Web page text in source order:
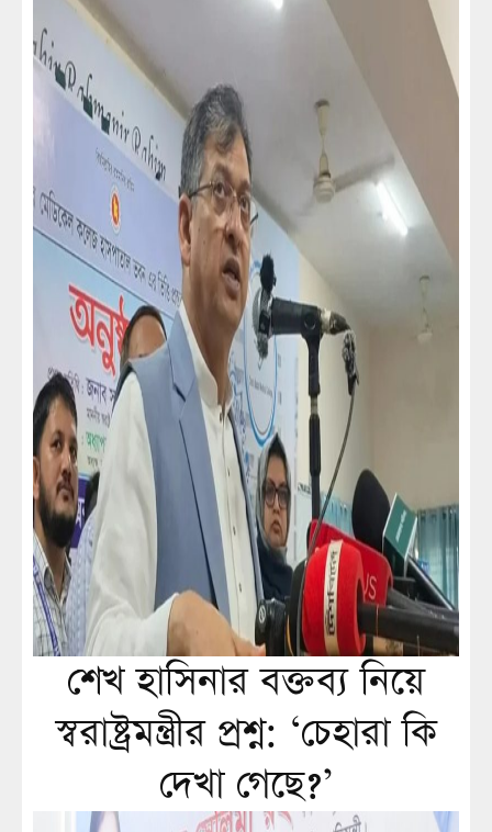
শেখ হাসিনার বক্তব্য নিয়ে
স্বরাষ্ট্রমন্ত্রীর প্রশ্ন: ‘চেহারা কি
দেখা গেছে?’